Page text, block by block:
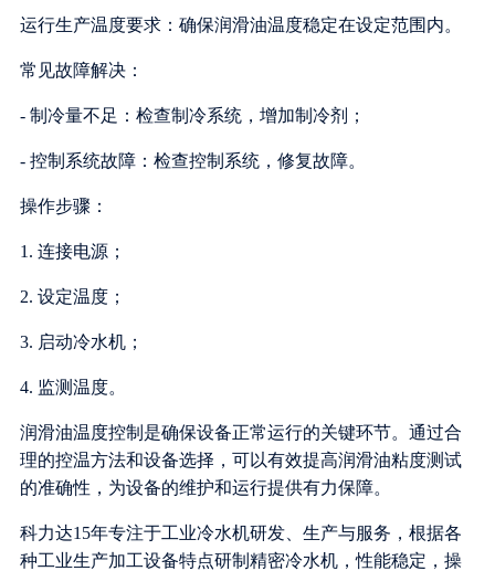
运行生产温度要求：确保润滑油温度稳定在设定范围内。
常见故障解决：
- 制冷量不足：检查制冷系统，增加制冷剂；
- 控制系统故障：检查控制系统，修复故障。
操作步骤：
1. 连接电源；
2. 设定温度；
3. 启动冷水机；
4. 监测温度。
润滑油温度控制是确保设备正常运行的关键环节。通过合
理的控温方法和设备选择，可以有效提高润滑油粘度测试
的准确性，为设备的维护和运行提供有力保障。
科力达15年专注于工业冷水机研发、生产与服务，根据各
种工业生产加工设备特点研制精密冷水机，性能稳定，操